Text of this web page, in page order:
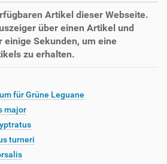
Artikel dieser Webseite.
über einen Artikel und
einige Sekunden, um eine
zu erhalten.
für Grüne Leguane
major
turneri